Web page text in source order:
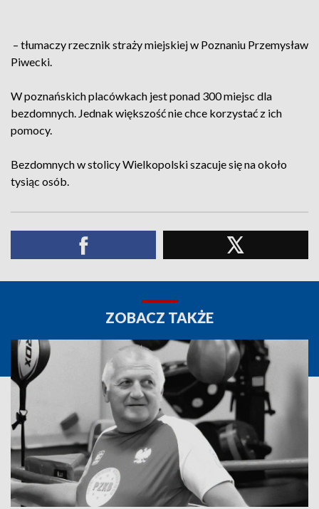
– tłumaczy rzecznik straży miejskiej w Poznaniu Przemysław
Piwecki.
W poznańskich placówkach jest ponad 300 miejsc dla
bezdomnych. Jednak większość nie chce korzystać z ich
pomocy.
Bezdomnych w stolicy Wielkopolski szacuje się na około
tysiąc osób.
ZOBACZ TAKŻE